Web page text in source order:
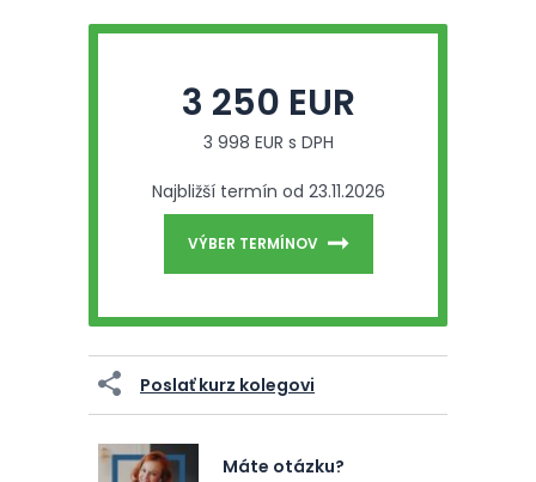
3 250 EUR
3 998 EUR s DPH
Najbližší termín od 23.11.2026
VÝBER TERMÍNOV
Poslať kurz kolegovi
Máte otázku?